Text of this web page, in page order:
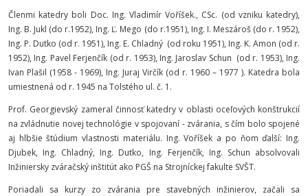
Členmi katedry boli Doc. Ing. Vladimír Voříšek., CSc. (od vzniku katedry),
Ing. B. Jukl (do r.1952), Ing. Ľ. Mego (do r.1951), Ing. I. Meszároš (do r. 1952),
Ing. P. Dutko (od r. 1951), Ing. E. Chladný (od roku 1951), Ing. K. Amon (od r.
1952), Ing. Pavel Ferjenčík (od r. 1953), Ing. Jaroslav Schun (od r. 1953), Ing.
Ivan Plašil (1958 - 1969), Ing. Juraj Virčík (od r. 1960 – 1977 ). Katedra bola
umiestnená od r. 1945 na Tolstého ul. č. 1.
Prof. Georgievský zameral činnosť katedry v oblasti oceľových konštrukcií
na zvládnutie novej technológie v spojovaní - zvárania, s čím bolo spojené
aj hlbšie štúdium vlastnosti materiálu. Ing. Voříšek a po ňom ďalší: Ing.
Djubek, Ing. Chladný, Ing. Dutko, Ing. Ferjenčík, Ing. Schun absolvovali
Inžiniersky zváračský inštitút ako PGŠ na Strojníckej fakulte SVŠT.
Poriadali sa kurzy zo zvárania pre stavebných inžinierov, začali sa